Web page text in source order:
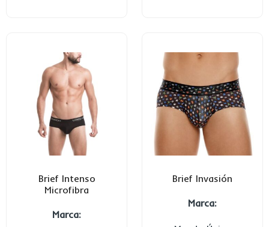
Brief Intenso
Microfibra
Marca:
Brief Invasión
Marca: